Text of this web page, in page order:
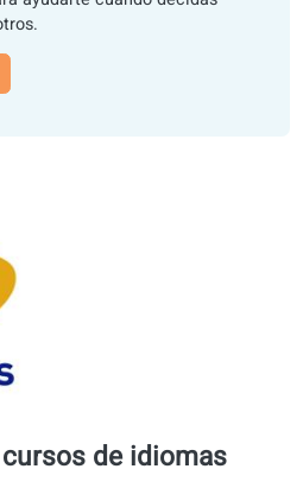
de coLanguage.
investigar por tu cuenta antes
de aprendizaje que mejor te